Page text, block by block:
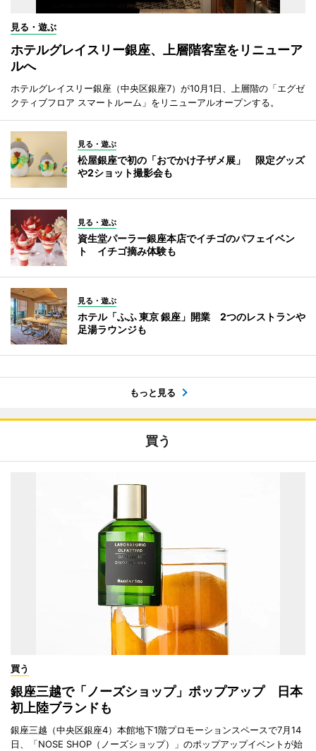
見る・遊ぶ
ホテルグレイスリー銀座、上層階客室をリニューア
ルへ
ホテルグレイスリー銀座（中央区銀座7）が10月1日、上層階の「エグゼ
クティブフロア スマートルーム」をリニューアルオープンする。
見る・遊ぶ
松屋銀座で初の「おでかけ子ザメ展」 限定グッズ
や2ショット撮影会も
見る・遊ぶ
資生堂パーラー銀座本店でイチゴのパフェイベン
ト イチゴ摘み体験も
見る・遊ぶ
ホテル「ふふ 東京 銀座」開業 2つのレストランや
足湯ラウンジも
もっと見る
買う
買う
銀座三越で「ノーズショップ」ポップアップ 日本
初上陸ブランドも
銀座三越（中央区銀座4）本館地下1階プロモーションスペースで7月14
日、「NOSE SHOP（ノーズショップ）」のポップアップイベントが始